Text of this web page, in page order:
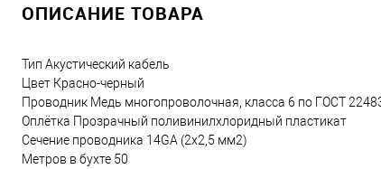
ОПИСАНИЕ ТОВАРА
Тип Акустический кабель
Цвет Красно-черный
Проводник Медь многопроволочная, класса 6 по ГОСТ
Оплётка Прозрачный поливинилхлоридный пластикат
Сечение проводника 14GA (2х2,5 мм2)
Метров в бухте 50